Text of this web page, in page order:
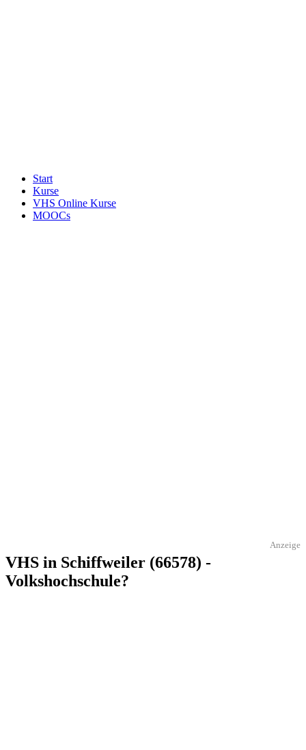
Start
Kurse
VHS Online Kurse
MOOCs
Anzeige
VHS in Schiffweiler (66578) -
Volkshochschule?